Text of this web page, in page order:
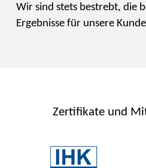
Wir sind stets bestrebt, die
Ergebnisse für unsere
Zertifikate und